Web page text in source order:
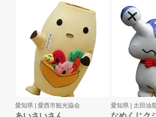
愛知県 | 愛西市観光協会 愛知県 | 太田油